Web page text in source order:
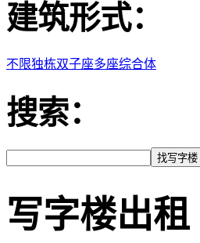
建筑形式：
不限独栋双子座多座综合体
搜索：
写字楼出租